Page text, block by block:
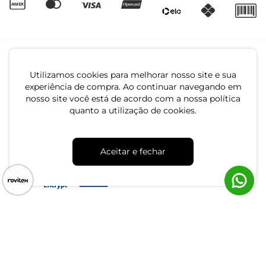
Utilizamos cookies para melhorar nosso site e sua
experiência de compra. Ao continuar navegando em
nosso site você está de acordo com a nossa política
quanto a utilização de cookies.
Aceitar e fechar
CNPJ: 79.233.672/0001-05
Av. Maria Marangoni, 391 - 89129-080 - Luiz Alves - SC